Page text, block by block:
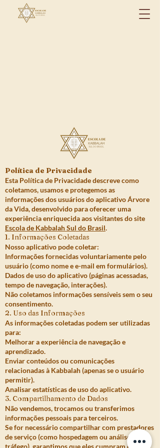
Política de Privacidade
Esta Política de Privacidade descreve como
coletamos, usamos e protegemos as
informações dos usuários do aplicativo Árvore
da Vida, desenvolvido para oferecer uma
experiência enriquecida aos visitantes do site
Escola de Kabbalah Sul do Brasil.
1. Informações Coletadas
Nosso aplicativo pode coletar:
Informações fornecidas voluntariamente pelo
usuário (como nome e e-mail em formulários).
Dados de uso do aplicativo (páginas acessadas,
tempo de navegação, interações).
Não coletamos informações sensíveis sem o seu
consentimento.
2. Uso das Informações
As informações coletadas podem ser utilizadas
para:
Melhorar a experiência de navegação e
aprendizado.
Enviar conteúdos ou comunicações
relacionadas à Kabbalah (apenas se o usuário
permitir).
Analisar estatísticas de uso do aplicativo.
3. Compartilhamento de Dados
Não vendemos, trocamos ou transferimos
informações pessoais para terceiros.
Se for necessário compartilhar com prestadores
de serviço (como hospedagem ou análise de
tráfego), garantimos que eles cumpram com a